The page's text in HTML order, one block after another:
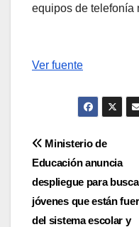
equipos de telefonía
Ver fuente
de
entradas
Ministerio de
Educación anuncia
despliegue para
jóvenes que están
del sistema escolar y